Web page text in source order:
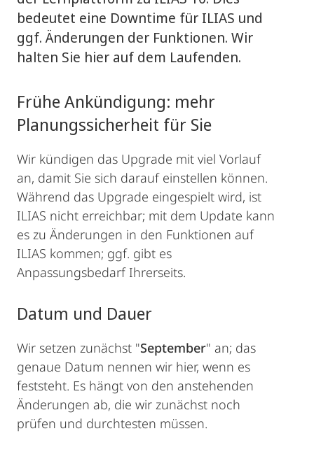
bedeutet eine Downtime für ILIAS und
ggf. Änderungen der Funktionen. Wir
halten Sie hier auf dem Laufenden.
Frühe Ankündigung: mehr
Planungssicherheit für Sie
Wir kündigen das Upgrade mit viel Vorlauf
an, damit Sie sich darauf einstellen können.
Während das Upgrade eingespielt wird, ist
ILIAS nicht erreichbar; mit dem Update kann
es zu Änderungen in den Funktionen auf
ILIAS kommen; ggf. gibt es
Anpassungsbedarf Ihrerseits.
Datum und Dauer
Wir setzen zunächst "September" an; das
genaue Datum nennen wir hier, wenn es
feststeht. Es hängt von den anstehenden
Änderungen ab, die wir zunächst noch
prüfen und durchtesten müssen.